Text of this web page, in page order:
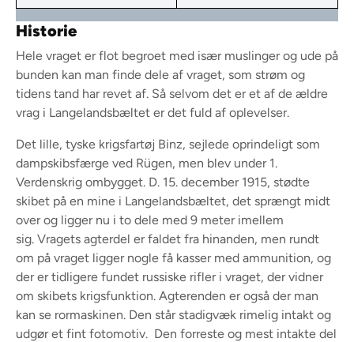
Historie
Hele vraget er flot begroet med især muslinger og ude på
bunden kan man finde dele af vraget, som strøm og
tidens tand har revet af. Så selvom det er et af de ældre
vrag i Langelandsbæltet er det fuld af oplevelser.
Det lille, tyske krigsfartøj Binz, sejlede oprindeligt som
dampskibsfærge ved Rügen, men blev under 1.
Verdenskrig ombygget. D. 15. december 1915, stødte
skibet på en mine i Langelandsbæltet, det sprængt midt
over og ligger nu i to dele med 9 meter imellem
sig. Vragets agterdel er faldet fra hinanden, men rundt
om på vraget ligger nogle få kasser med ammunition, og
der er tidligere fundet russiske rifler i vraget, der vidner
om skibets krigsfunktion. Agterenden er også der man
kan se rormaskinen. Den står stadigvæk rimelig intakt og
udgør et fint fotomotiv. Den forreste og mest intakte del